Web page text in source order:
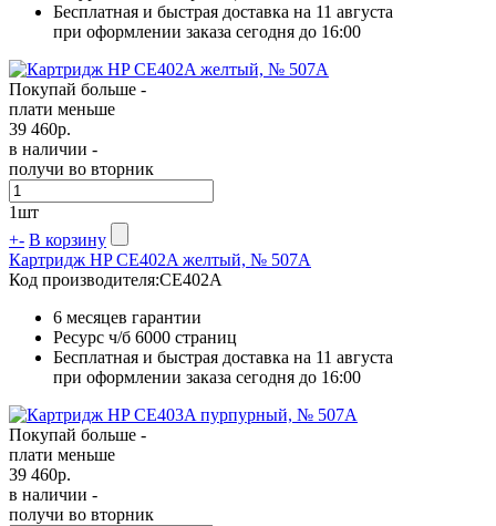
Бесплатная и быстрая доставка на 11 августа
при оформлении заказа сегодня до 16:00
Покупай больше -
плати меньше
39 460р.
в наличии -
получи во вторник
1шт
+- В корзину
Картридж HP CE402A желтый, № 507A
Код производителя:CE402A
6 месяцев гарантии
Ресурс ч/б 6000 страниц
Бесплатная и быстрая доставка на 11 августа
при оформлении заказа сегодня до 16:00
Покупай больше -
плати меньше
39 460р.
в наличии -
получи во вторник